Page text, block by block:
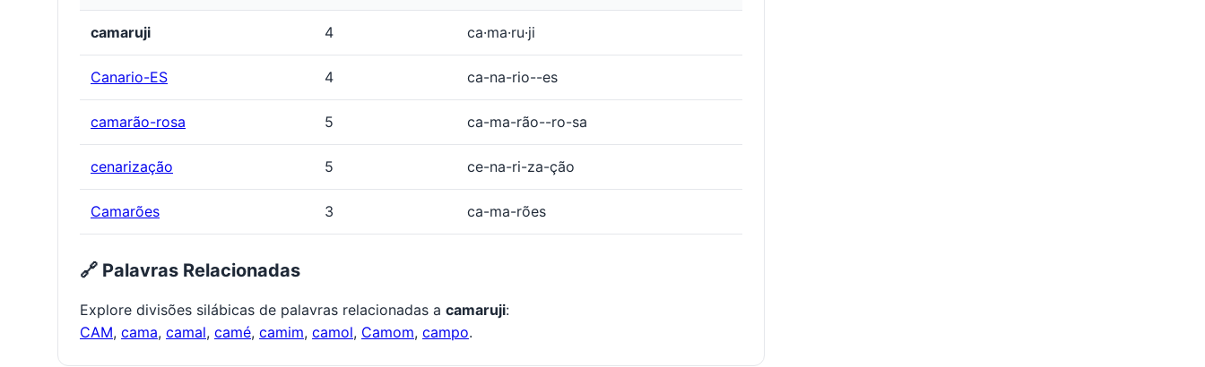
camaruji 4 ca·ma·ru·ji
Canario-ES 4 ca-na-rio--es
camarão-rosa 5 ca-ma-rão--ro-sa
cenarização 5 ce-na-ri-za-ção
Camarões 3 ca-ma-rões
🔗 Palavras Relacionadas
Explore divisões silábicas de palavras relacionadas a camaruji:
CAM, cama, camal, camé, camim, camol, Camom, campo.